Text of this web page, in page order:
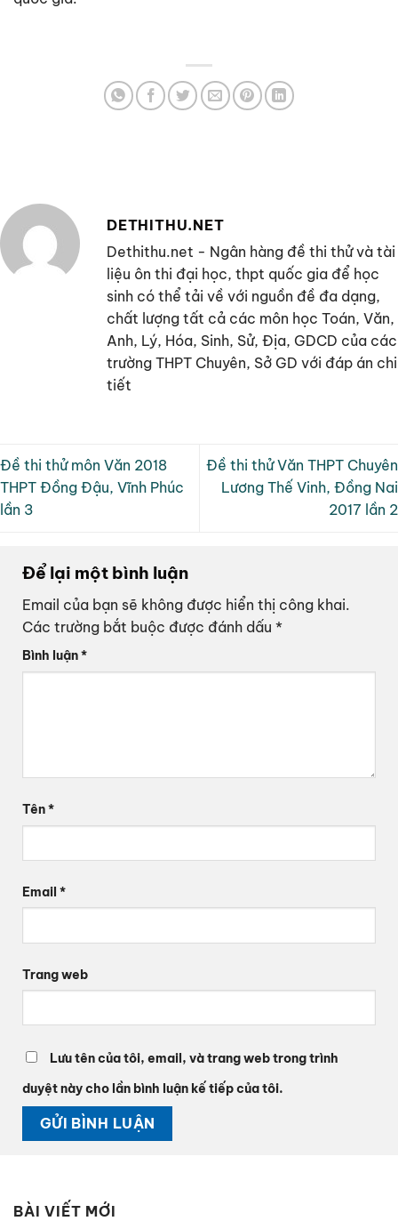
DETHITHU.NET
Dethithu.net - Ngân hàng đề thi thử và tài
liệu ôn thi đại học, thpt quốc gia để học
sinh có thể tải về với nguồn đề đa dạng,
chất lượng tất cả các môn học Toán, Văn,
Anh, Lý, Hóa, Sinh, Sử, Địa, GDCD của các
trường THPT Chuyên, Sở GD với đáp án chi
tiết
Đề thi thử môn Văn 2018
THPT Đồng Đậu, Vĩnh Phúc
lần 3
Đề thi thử Văn THPT Chuyên
Lương Thế Vinh, Đồng Nai
2017 lần 2
Để lại một bình luận
Email của bạn sẽ không được hiển thị công khai.
Các trường bắt buộc được đánh dấu *
Bình luận*
Tên*
Email *
Trang web
Lưu tên của tôi, email, và trang web trong trình
duyệt này cho lần bình luận kế tiếp của tôi.
BÀI VIẾT MỚI